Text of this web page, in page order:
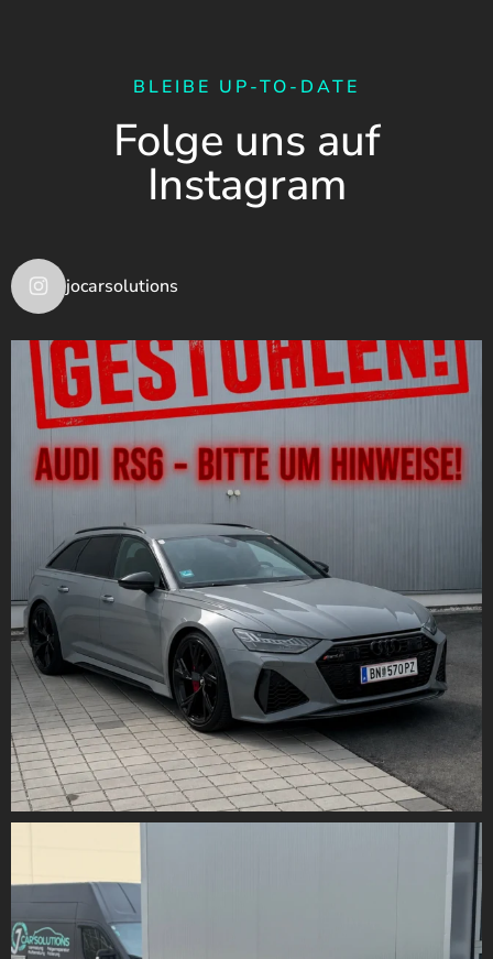
BLEIBE UP-TO-DATE
Folge uns auf
Instagram
jocarsolutions